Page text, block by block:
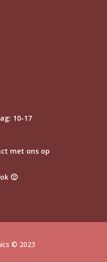
10-17
met ons op
🙂
© 2023